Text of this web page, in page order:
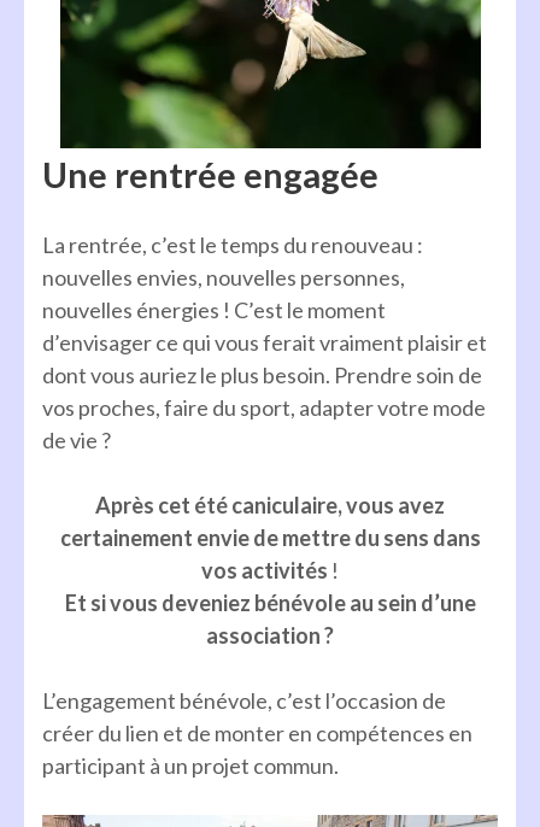
Une rentrée engagée
La rentrée, c’est le temps du renouveau :
nouvelles envies, nouvelles personnes,
nouvelles énergies ! C’est le moment
d’envisager ce qui vous ferait vraiment plaisir et
dont vous auriez le plus besoin. Prendre soin de
vos proches, faire du sport, adapter votre mode
de vie ?
Après cet été caniculaire, vous avez
certainement envie de mettre du sens dans
vos activités !
Et si vous deveniez bénévole au sein d’une
association ?
L’engagement bénévole, c’est l’occasion de
créer du lien et de monter en compétences en
participant à un projet commun.